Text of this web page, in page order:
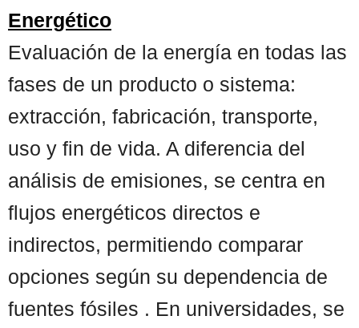
Energético
Evaluación de la energía en todas las
fases de un producto o sistema:
extracción, fabricación, transporte,
uso y fin de vida. A diferencia del
análisis de emisiones, se centra en
flujos energéticos directos e
indirectos, permitiendo comparar
opciones según su dependencia de
fuentes fósiles . En universidades, se